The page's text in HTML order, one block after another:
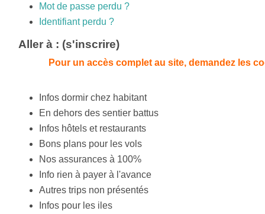
Mot de passe perdu ?
Identifiant perdu ?
Aller à : (s'inscrire)
Pour un accès complet au site, demandez les
Infos dormir chez habitant
En dehors des sentier battus
Infos hôtels et restaurants
Bons plans pour les vols
Nos assurances à 100%
Info rien à payer à l'avance
Autres trips non présentés
Infos pour les iles